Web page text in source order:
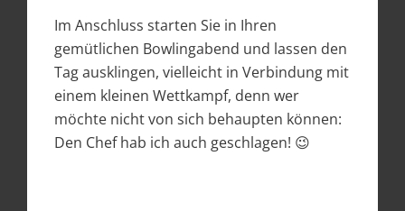
Im Anschluss starten Sie in Ihren
gemütlichen Bowlingabend und lassen den
Tag ausklingen, vielleicht in Verbindung mit
einem kleinen Wettkampf, denn wer
möchte nicht von sich behaupten können:
Den Chef hab ich auch geschlagen! 😉